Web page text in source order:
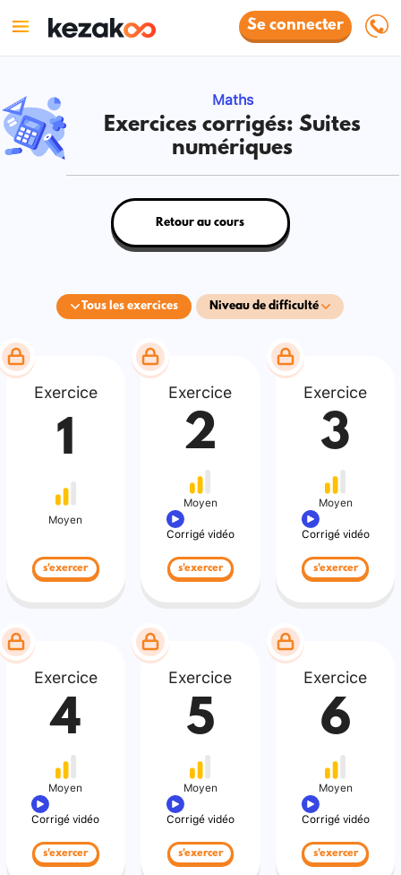
Se connecter
Maths
Exercices corrigés: Suites
numériques
Tous les exercices Niveau de difficulté
Retour au cours
Exercice
1
Moyen
s'exercer
Exercice
2
Moyen
Corrigé vidéo
s'exercer
Exercice
3
Moyen
Corrigé vidéo
s'exercer
Exercice
4
Moyen
Corrigé vidéo
s'exercer
Exercice
5
Moyen
Corrigé vidéo
s'exercer
Exercice
6
Moyen
Corrigé vidéo
s'exercer